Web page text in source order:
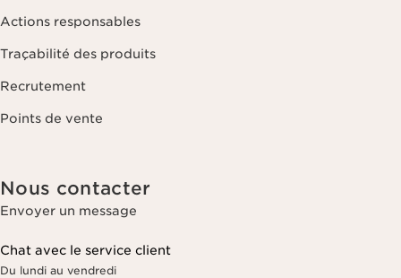
Actions responsables
Traçabilité des produits
Recrutement
Points de vente
Nous contacter
Envoyer un message
Chat avec le service client
Du lundi au vendredi